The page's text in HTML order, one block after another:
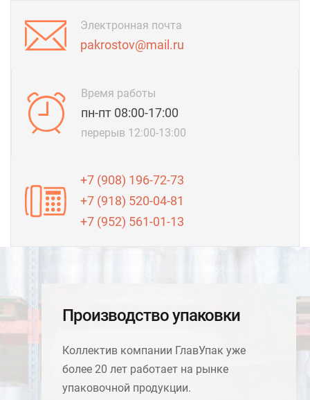
Электронная почта
pakrostov@mail.ru
Время работы
пн-пт 08:00-17:00
перерыв 12:00-13:00
+7 (908) 196-72-73
+7 (918) 520-04-81
+7 (952) 561-01-13
Производство упаковки
Коллектив компании ГлавУпак уже
более 20 лет работает на рынке
упаковочной продукции.
поставщиком различных видов
продуктов, упаковка для хлеба,
упаковка для семечек, БОПП ПЛЕНКА,
гибкая упаковка, пакеты для хлеба,